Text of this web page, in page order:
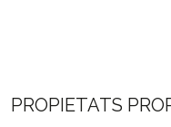
PROPIETATS